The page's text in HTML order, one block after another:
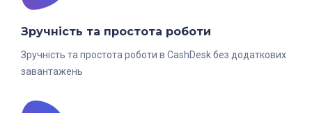
Зручність та простота роботи
Зручність та простота роботи в CashDesk без додаткових
завантажень